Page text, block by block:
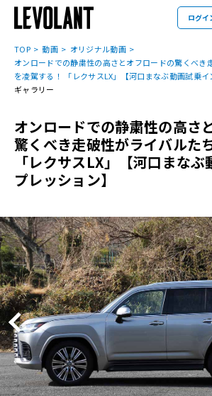
ログイ
TOP 動画
オリジナル動画
オンロードでの静粛性の高さとオフロードの驚くべき
を凌駕する！ 「レクサスLX」【河口まなぶ動画試乗イ
ギャラリー
オンロードでの静粛性の高さ
驚くべき走破性がライバルた
「レクサスLX」【河口まな
プレッション】